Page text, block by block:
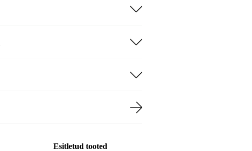
Esitletud tooted